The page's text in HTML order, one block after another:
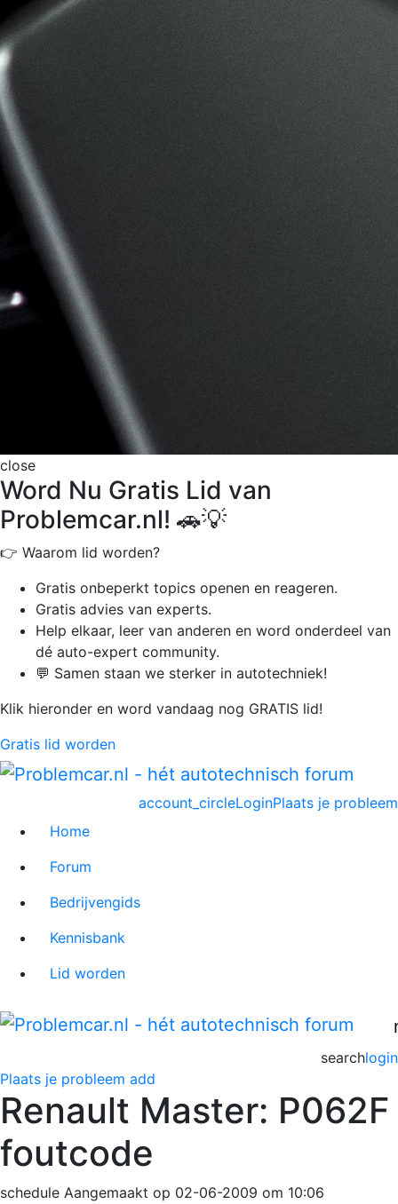
close
Word Nu Gratis Lid van
Problemcar.nl! 🚗💡
👉 Waarom lid worden?
Gratis onbeperkt topics openen en reageren.
Gratis advies van experts.
Help elkaar, leer van anderen en word onderdeel van
dé auto-expert community.
💬 Samen staan we sterker in autotechniek!
Klik hieronder en word vandaag nog GRATIS lid!
Gratis lid worden
Plaats je probleem
account_circleLogin
Home
Forum
Bedrijvengids
Kennisbank
Lid worden
login
search
Plaats je probleem add
Renault Master: P062F
foutcode
schedule Aangemaakt op 02-06-2009 om 10:06